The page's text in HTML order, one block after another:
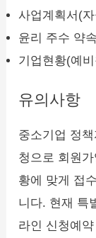
사업계획서(
윤리 주수 약
기업현황(예
유의사항
중소기업 정
청으로 회원
황에 맞게 접
니다. 현재 특
라인 신청예